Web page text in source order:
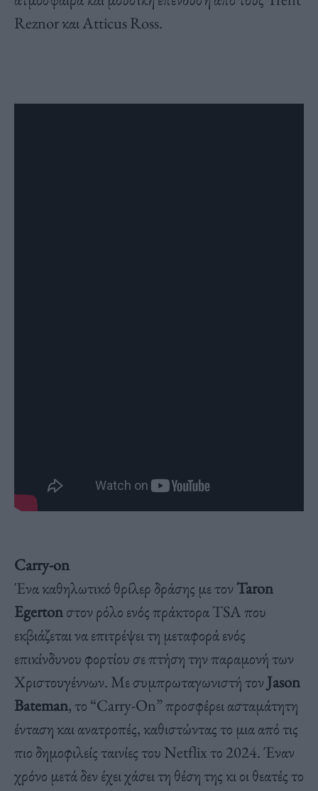
Reznor και Atticus Ross.
Carry-on
Ένα καθηλωτικό θρίλερ δράσης με τον Taron
Egertonστον ρόλο ενός πράκτορα TSA που
εκβιάζεται να επιτρέψει τη μεταφορά ενός
επικίνδυνου φορτίου σε πτήση την παραμονή των
Χριστουγέννων. Με συμπρωταγωνιστή τον Jason
Bateman, το “Carry-On” προσφέρει ασταμάτητη
ένταση και ανατροπές, καθιστώντας το μια από τις
πιο δημοφιλείς ταινίες του Netflix το 2024. Έναν
χρόνο μετά δεν έχει χάσει τη θέση της κι οι θεατές το